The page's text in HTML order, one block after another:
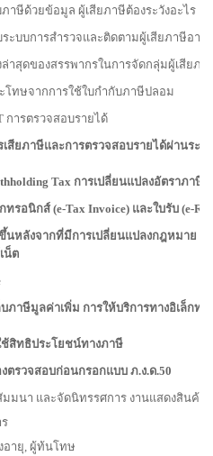
ด้วยข้อมูล ผู้เสียภาษีต้องระวังอะไร
บบการสำรวจและติดตามผู้เสียภาษีอาก
สุดของสรรพากรในการจัดกลุ่มผู้เสียภา
ษจากการใช้ใบกำกับภาษีปลอม
ารตรวจสอบรายได้
เสียภาษีและการตรวจสอบรายได้ผ่านระ
Tax การเปลี่ยนแปลงอัตราภา
ทรอนิกส์ (e-Tax Invoice) และใบรับ (e-
นหลังจากที่มีการเปลี่ยนแปลงกฎหมาย
น็ต
บภาษีมูลค่าเพิ่ม การให้บริการทางอิเล็กท
ช้สิทธิประโยชน์ทางภาษี
ตรวจสอบก่อนกรอกแบบ ภ.ง.ด.50
มนา และจัดนิทรรศการ งานแสดงสินค้า
อายุ, ผู้ท้นโทษ